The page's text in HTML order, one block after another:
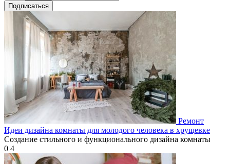
Подписаться
Ремонт
Идеи дизайна комнаты для молодого человека в хрущевке
Создание стильного и функционального дизайна комнаты
0 4